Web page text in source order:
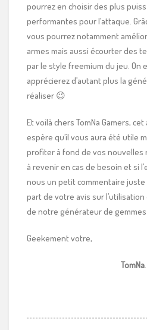
pourrez en choisir des plus
performantes pour l’attaque.
vous pourrez notamment
armes mais aussi écourter des
par le style freemium du jeu. On
apprécierez d’autant plus la
réaliser 😉
Et voilà chers TomNa Gamers,
espère qu’il vous aura été utile
profiter à fond de vos nouvelles
à revenir en cas de besoin et si
nous un petit commentaire
part de votre avis sur
de notre générateur de gemmes
Geekement votre,
TomNa.